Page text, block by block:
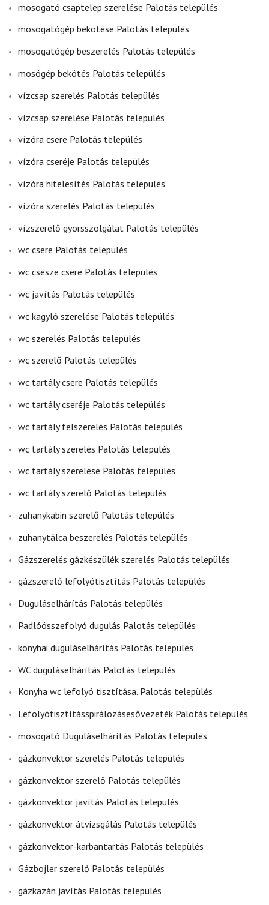
mosogató csaptelep szerelése Palotás település
mosogatógép bekötése Palotás település
mosogatógép beszerelés Palotás település
mosógép bekötés Palotás település
vízcsap szerelés Palotás település
vízcsap szerelése Palotás település
vízóra csere Palotás település
vízóra cseréje Palotás település
vízóra hitelesítés Palotás település
vízóra szerelés Palotás település
vízszerelő gyorsszolgálat Palotás település
wc csere Palotás település
wc csésze csere Palotás település
wc javítás Palotás település
wc kagyló szerelése Palotás település
wc szerelés Palotás település
wc szerelő Palotás település
wc tartály csere Palotás település
wc tartály cseréje Palotás település
wc tartály felszerelés Palotás település
wc tartály szerelés Palotás település
wc tartály szerelése Palotás település
wc tartály szerelő Palotás település
zuhanykabin szerelő Palotás település
zuhanytálca beszerelés Palotás település
Gázszerelés gázkészülék szerelés Palotás település
gázszerelő lefolyótisztítás Palotás település
Duguláselhárítás Palotás település
Padlóösszefolyó dugulás Palotás település
konyhai duguláselhárítás Palotás település
WC duguláselhárítás Palotás település
Konyha wc lefolyó tisztítása. Palotás település
Lefolyótisztításspirálozásesővezeték Palotás település
mosogató Duguláselhárítás Palotás település
gázkonvektor szerelés Palotás település
gázkonvektor szerelő Palotás település
gázkonvektor javítás Palotás település
gázkonvektor átvizsgálás Palotás település
gázkonvektor-karbantartás Palotás település
Gázbojler szerelő Palotás település
gázkazán javítás Palotás település